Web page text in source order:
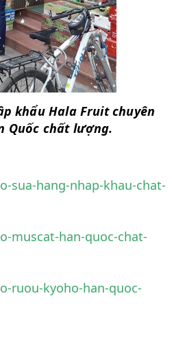
khẩu Hala Fruit chuyên
Quốc chất lượng.
sua-hang-nhap-khau-chat-
muscat-han-quoc-chat-
ruou-kyoho-han-quoc-